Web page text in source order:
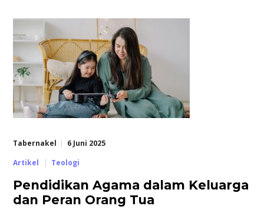
Tabernakel
6 Juni 2025
Artikel
Teologi
Pendidikan Agama dalam Keluarga
dan Peran Orang Tua